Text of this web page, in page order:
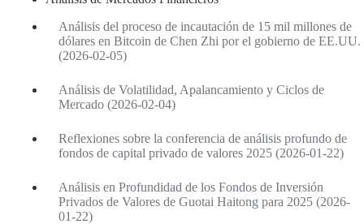
Análisis del proceso de incautación de 15 mil millones de
dólares en Bitcoin de Chen Zhi por el gobierno de EE.UU.
(2026-02-05)
Análisis de Volatilidad, Apalancamiento y Ciclos de
Mercado (2026-02-04)
Reflexiones sobre la conferencia de análisis profundo de
fondos de capital privado de valores 2025 (2026-01-22)
Análisis en Profundidad de los Fondos de Inversión
Privados de Valores de Guotai Haitong para 2025 (2026-
01-22)